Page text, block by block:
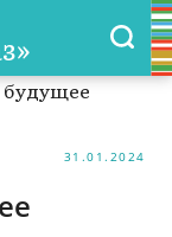
31.01.2024